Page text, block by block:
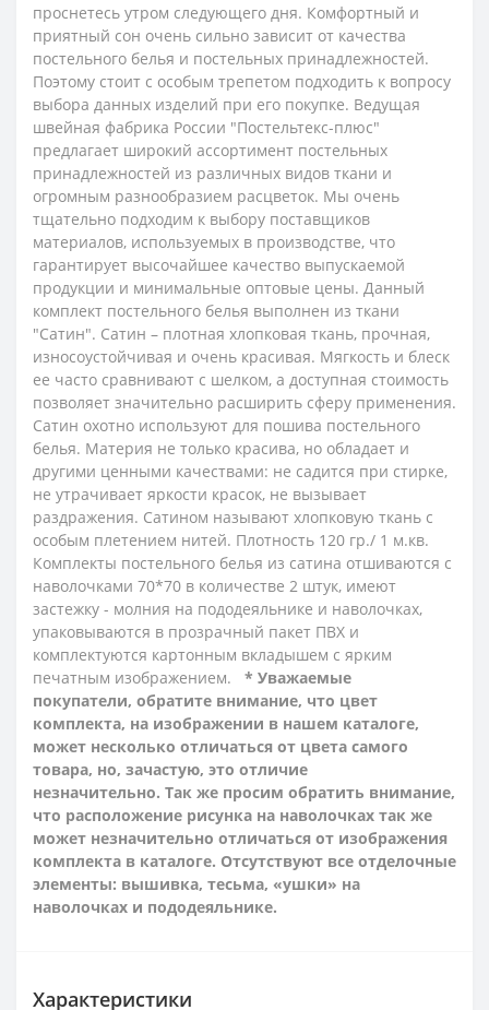
проснетесь утром следующего дня. Комфортный и
приятный сон очень сильно зависит от качества
постельного белья и постельных принадлежностей.
Поэтому стоит с особым трепетом подходить к вопросу
выбора данных изделий при его покупке. Ведущая
швейная фабрика России "Постельтекс-плюс"
предлагает широкий ассортимент постельных
принадлежностей из различных видов ткани и
огромным разнообразием расцветок. Мы очень
тщательно подходим к выбору поставщиков
материалов, используемых в производстве, что
гарантирует высочайшее качество выпускаемой
продукции и минимальные оптовые цены. Данный
комплект постельного белья выполнен из ткани
"Сатин". Сатин – плотная хлопковая ткань, прочная,
износоустойчивая и очень красивая. Мягкость и блеск
ее часто сравнивают с шелком, а доступная стоимость
позволяет значительно расширить сферу применения.
Сатин охотно используют для пошива постельного
белья. Материя не только красива, но обладает и
другими ценными качествами: не садится при стирке,
не утрачивает яркости красок, не вызывает
раздражения. Сатином называют хлопковую ткань с
особым плетением нитей. Плотность 120 гр./ 1 м.кв.
Комплекты постельного белья из сатина отшиваются с
наволочками 70*70 в количестве 2 штук, имеют
застежку - молния на пододеяльнике и наволочках,
упаковываются в прозрачный пакет ПВХ и
комплектуются картонным вкладышем с ярким
печатным изображением.
* Уважаемые
покупатели, обратите внимание, что цвет
комплекта, на изображении в нашем каталоге,
может несколько отличаться от цвета самого
товара, но, зачастую, это отличие
незначительно. Так же просим обратить внимание,
что расположение рисунка на наволочках так же
может незначительно отличаться от изображения
комплекта в каталоге. Отсутствуют все отделочные
элементы: вышивка, тесьма, «ушки» на
наволочках и пододеяльнике.
Характеристики